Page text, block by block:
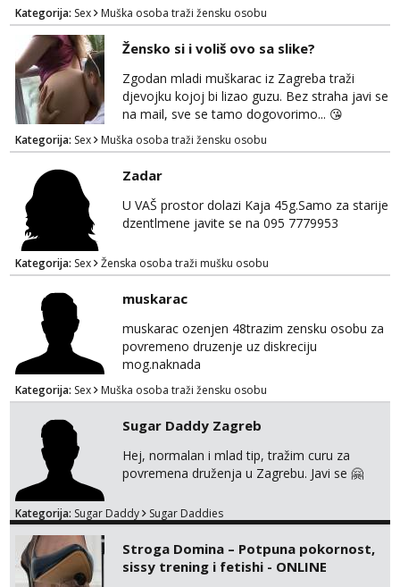
jer vjerujem da im je diskrecija jako bitna kao
i meni. Javite se na mail gdje možemo
započeti razgovor... 💋
Kategorija: Sex Muška osoba traži žensku osobu
Žensko si i voliš ovo sa slike?
Zgodan mladi muškarac iz Zagreba traži
djevojku kojoj bi lizao guzu. Bez straha javi se
na mail, sve se tamo dogovorimo... 😘
Kategorija: Sex Muška osoba traži žensku osobu
Zadar
U VAŠ prostor dolazi Kaja 45g.Samo za starije
dzentlmene javite se na 095 7779953
Kategorija: Sex Ženska osoba traži mušku osobu
muskarac
muskarac ozenjen 48trazim zensku osobu za
povremeno druzenje uz diskreciju
mog.naknada
Kategorija: Sex Muška osoba traži žensku osobu
Sugar Daddy Zagreb
Hej, normalan i mlad tip, tražim curu za
povremena druženja u Zagrebu. Javi se 🤗
Kategorija: Sugar Daddy Sugar Daddies
Stroga Domina – Potpuna pokornost,
sissy trening i fetishi - ONLINE